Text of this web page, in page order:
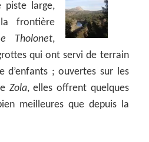
piste large,
frontière
Tholonet,
qui ont servi de terrain
d’enfants ; ouvertes sur les
Zola, elles offrent quelques
meilleures que depuis la